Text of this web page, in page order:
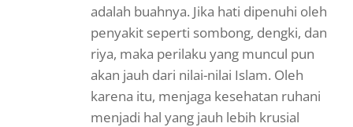
adalah buahnya. Jika hati dipenuhi oleh
penyakit seperti sombong, dengki, dan
riya, maka perilaku yang muncul pun
akan jauh dari nilai-nilai Islam. Oleh
karena itu, menjaga kesehatan ruhani
menjadi hal yang jauh lebih krusial